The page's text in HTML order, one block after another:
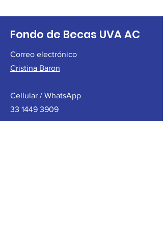
Fondo de Becas UVA AC
Correo electrónico
Cristina Baron
Cellular / WhatsApp
33 1449 3909